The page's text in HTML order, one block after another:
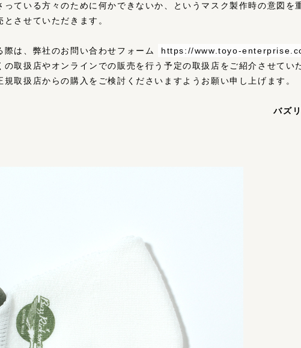
ている方々のために何かできないか、というマスク製作時の意図を
させていただきます。
際は、弊社のお問い合わせフォーム https://www.toyo-
の取扱店やオンラインでの販売を行う予定の取扱店をご紹介させてい
規取扱店からの購入をご検討くださいますようお願い申し上げます。
バズ